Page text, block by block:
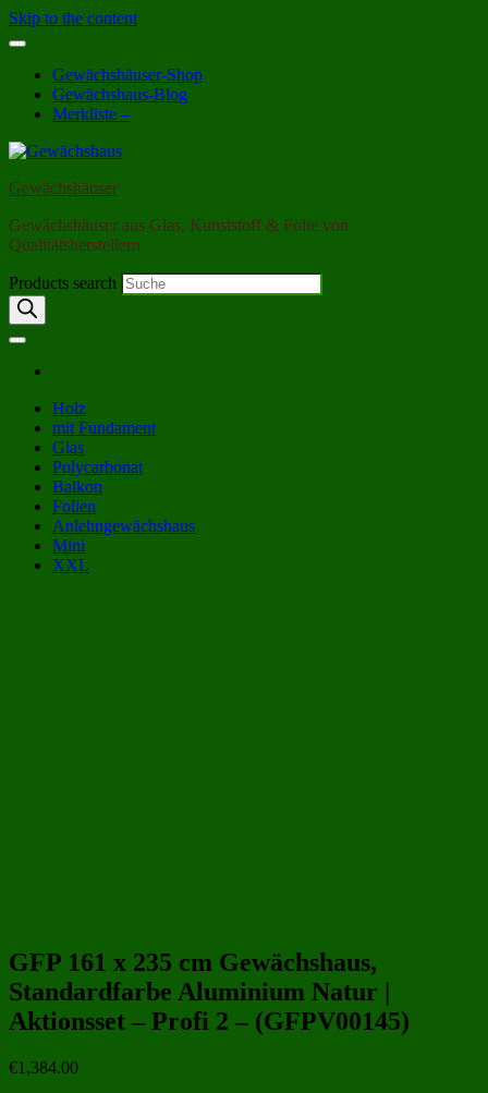
Skip to the content
Gewächshäuser-Shop
Gewächshaus-Blog
Merkliste –
Gewächshäuser
Gewächshäuser aus Glas, Kunststoff & Folie von
Qualitätsherstellern
Products search
Holz
mit Fundament
Glas
Polycarbonat
Balkon
Folien
Anlehngewächshaus
Mini
XXL
GFP 161 x 235 cm Gewächshaus,
Standardfarbe Aluminium Natur |
Aktionsset – Profi 2 – (GFPV00145)
€1,384.00